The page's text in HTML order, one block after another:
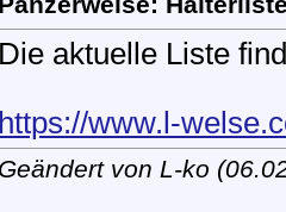
Die aktuelle Liste
https://www.l-
Geändert von L-ko